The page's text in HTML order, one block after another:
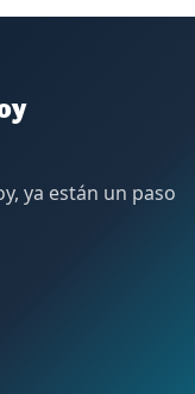
ya están un paso